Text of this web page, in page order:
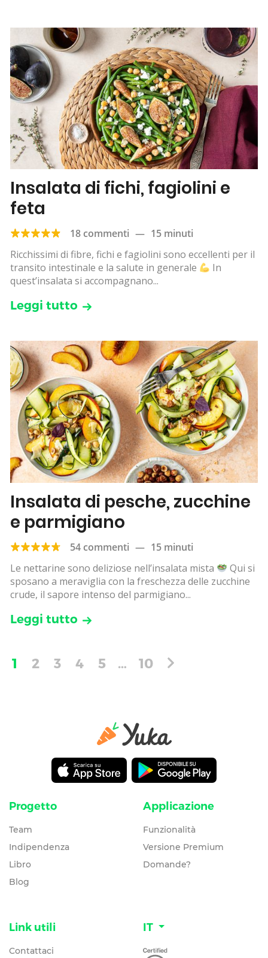
Insalata di fichi, fagiolini e
feta
18 commenti — 15 minuti
Ricchissimi di fibre, fichi e fagiolini sono eccellenti per il
transito intestinale e la salute in generale
In
quest’insalata si accompagnano...
Leggi tutto
Insalata di pesche, zucchine
e parmigiano
54 commenti — 15 minuti
Le nettarine sono deliziose nell’insalata mista
Qui si
sposano a meraviglia con la freschezza delle zucchine
crude, il sapore intenso del parmigiano...
Leggi tutto
1 2 3 4 5 … 10
Progetto
Team
Indipendenza
Libro
Blog
Applicazione
Funzionalità
Versione Premium
Domande?
Link utili
Contattaci
IT